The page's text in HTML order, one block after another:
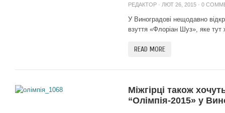
РЕДАКТОР · ЛЮТ 26, 2015 · 0
У Виноградові нещодавно
взуття «Флоріан Шуз», яке тут
READ MORE
Міжгірці також
“Олімпія-2015» у